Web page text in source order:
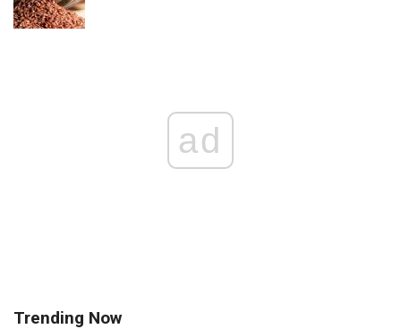
ad
Trending Now